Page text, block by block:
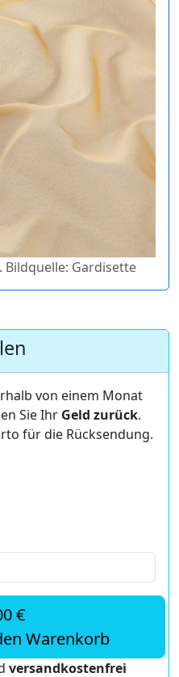
Gardisette
von einem Monat
Sie Ihr Geld zurück.
für die Rücksendung.
€
Warenkorb
versandkostenfrei